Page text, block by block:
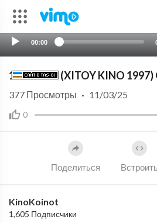
00:00
18 BAXOR (XITOY KINO
0
377 Просмотры · 11/03/25
Поделиться Встроить
KinoKoinot
1,605 Подписчики